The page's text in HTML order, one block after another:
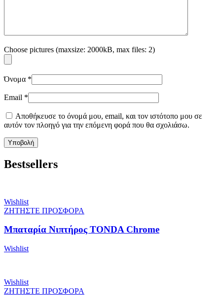
Choose pictures (maxsize: 2000kB, max files: 2)
Όνομα *
Email *
Αποθήκευσε το όνομά μου, email, και τον ιστότοπο μου σε
αυτόν τον πλοηγό για την επόμενη φορά που θα σχολιάσω.
Bestsellers
Wishlist
ΖΗΤΗΣΤΕ ΠΡΟΣΦΟΡΑ
Μπαταρία Νιπτήρος TONDA Chrome
Wishlist
Wishlist
ΖΗΤΗΣΤΕ ΠΡΟΣΦΟΡΑ